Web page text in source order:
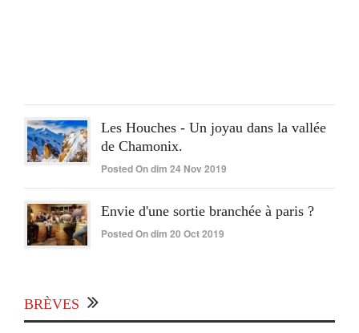
Les Houches - Un joyau dans la vallée
de Chamonix.
Posted On dim 24 Nov 2019
Envie d'une sortie branchée à paris ?
Posted On dim 20 Oct 2019
BRÈVES